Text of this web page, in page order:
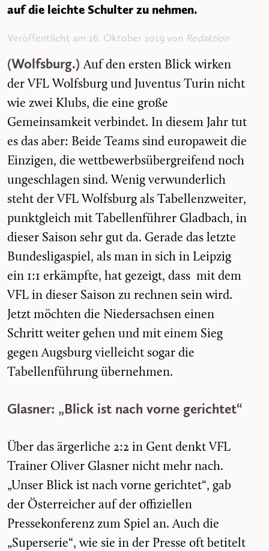
auf die leichte Schulter zu nehmen.
Veröffentlicht am 26. Oktober 2019 von Redaktion
(Wolfsburg.)Auf den ersten Blick wirken
der VFL Wolfsburg und Juventus Turin nicht
wie zwei Klubs, die eine große
Gemeinsamkeit verbindet. In diesem Jahr tut
es das aber: Beide Teams sind europaweit die
Einzigen, die wettbewerbsübergreifend noch
ungeschlagen sind. Wenig verwunderlich
steht der VFL Wolfsburg als Tabellenzweiter,
punktgleich mit Tabellenführer Gladbach, in
dieser Saison sehr gut da. Gerade das letzte
Bundesligaspiel, als man in sich in Leipzig
ein 1:1 erkämpfte, hat gezeigt, dass mit dem
VFL in dieser Saison zu rechnen sein wird.
Jetzt möchten die Niedersachsen einen
Schritt weiter gehen und mit einem Sieg
gegen Augsburg vielleicht sogar die
Tabellenführung übernehmen.
Glasner: „Blick ist nach vorne gerichtet“
Über das ärgerliche 2:2 in Gent denkt VFL
Trainer Oliver Glasner nicht mehr nach.
„Unser Blick ist nach vorne gerichtet“, gab
der Österreicher auf der offiziellen
Pressekonferenz zum Spiel an. Auch die
„Superserie“, wie sie in der Presse oft betitelt